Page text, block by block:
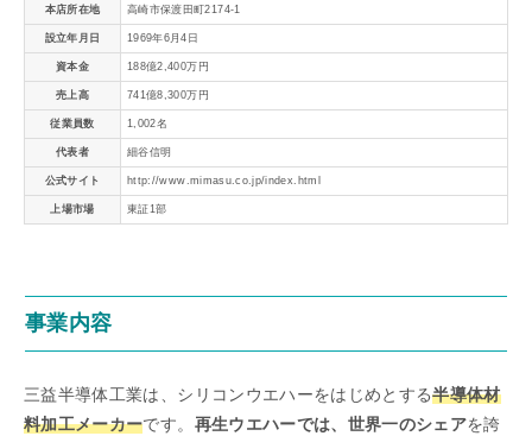
本店所在地 高崎市保渡田町2174-1
設立年月日 1969年6月4日
資本金 188億2,400万円
売上高 741億8,300万円
従業員数 1,002名
代表者 細谷信明
公式サイト http://www.mimasu.co.jp/index.html
上場市場 東証1部
事業内容
三益半導体工業は、シリコンウエハーをはじめとする半導体材
料加工メーカーです。 再生ウエハーでは、世界一のシェアを誇